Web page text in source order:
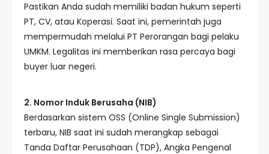
Pastikan Anda sudah memiliki badan hukum seperti
PT, CV, atau Koperasi. Saat ini, pemerintah juga
mempermudah melalui PT Perorangan bagi pelaku
UMKM. Legalitas ini memberikan rasa percaya bagi
buyer luar negeri.
2. Nomor Induk Berusaha (NIB)
Berdasarkan sistem OSS (Online Single Submission)
terbaru, NIB saat ini sudah merangkap sebagai
Tanda Daftar Perusahaan (TDP), Angka Pengenal